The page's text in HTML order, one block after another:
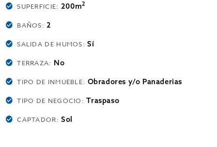
SUPERFICIE: 200m2
BAÑOS:2
SALIDA DE HUMOS:Sí
TERRAZA: No
TIPO DE INMUEBLE: Obradores y/o Panaderias
TIPO DE NEGOCIO:Traspaso
CAPTADOR:Sol